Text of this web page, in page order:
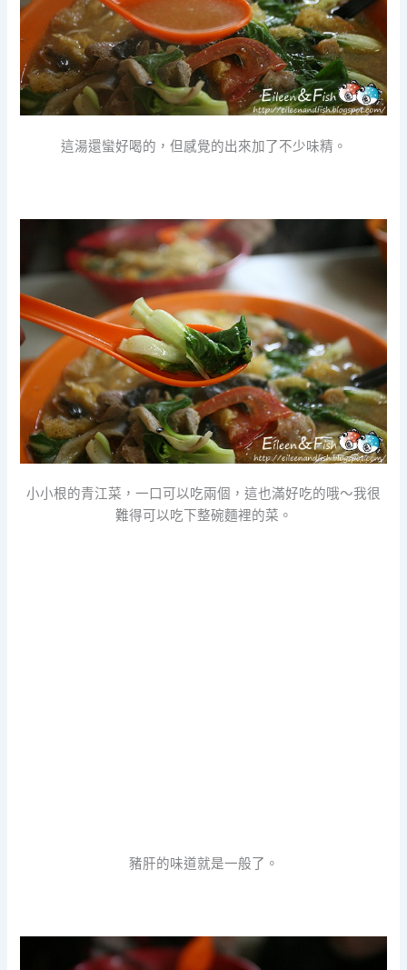
這湯還蠻好喝的，但感覺的出來加了不少味精。
小小根的青江菜，一口可以吃兩個，這也滿好吃的哦～我很
難得可以吃下整碗麵裡的菜。
豬肝的味道就是一般了。